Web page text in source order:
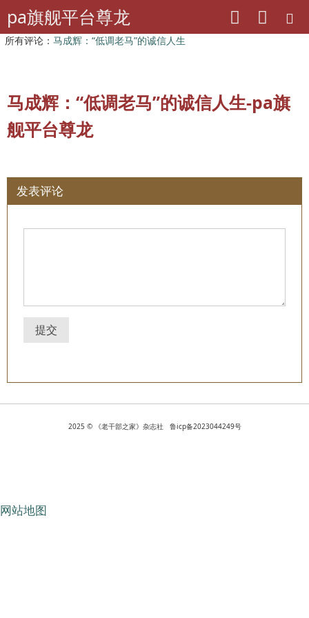
pa旗舰平台尊龙
pa旗舰平台尊龙
山东老干部工作
所有评论： 马成辉：“低调老马”的诚信人生
马成辉：“低调老马”的诚信人生-pa旗
舰平台尊龙
发表评论
提交
2025 © 《老干部之家》杂志社 鲁icp备2023044249号
网站地图